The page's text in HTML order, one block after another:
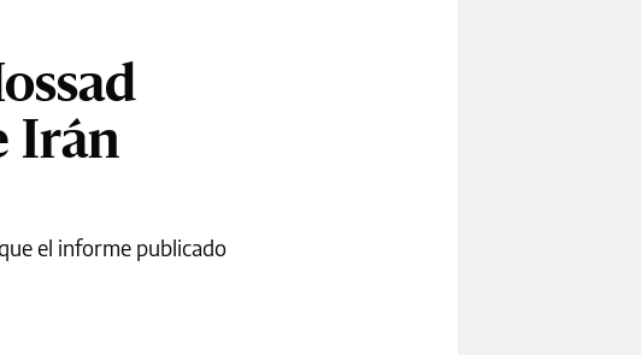
Irán
el informe publicado